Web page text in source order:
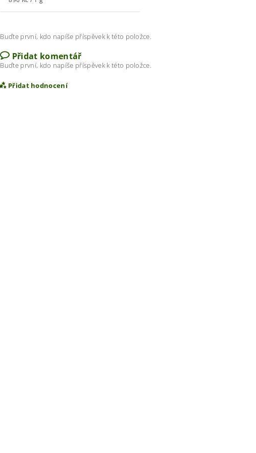
Buďte první, kdo napíše příspěvek k této položce.
Přidat komentář
Buďte první, kdo napíše příspěvek k této položce.
Přidat hodnocení